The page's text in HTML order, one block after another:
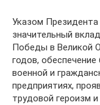
Указом
значительный
Победы в Великой
годов,
военной и
предприятиях,
трудовой героизм